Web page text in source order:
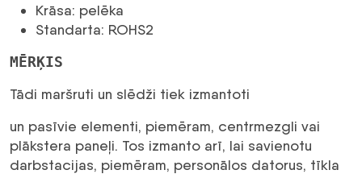
Krāsa: pelēka
Standarta: ROHS2
MĒRĶIS
Tādi maršruti un slēdži tiek izmantoti
​​un pasīvie elementi, piemēram, centrmezgli vai
plākstera paneļi. Tos izmanto arī, lai savienotu
darbstacijas, piemēram, personālos datorus, tīkla